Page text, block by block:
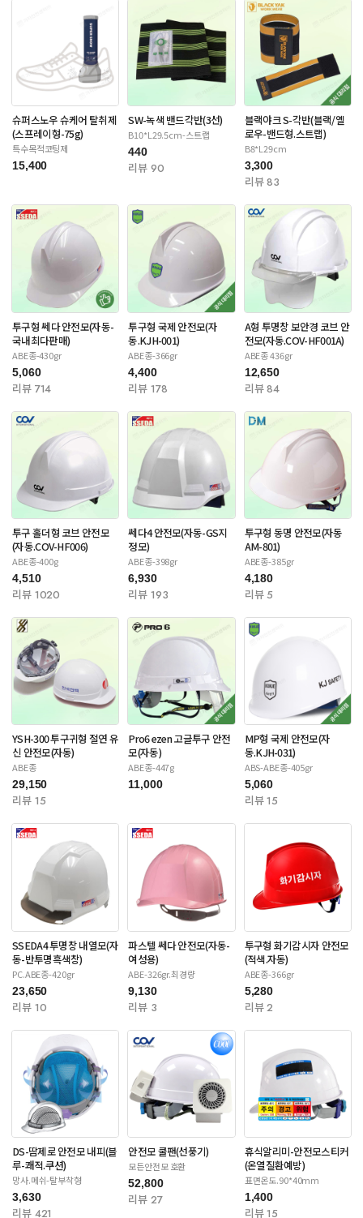
슈퍼스노우 슈케어 탈취제
(스프레이형-75g)
특수목적코팅제
15,400
SW-녹색 밴드각반(3선)
B10*L29.5cm-스트랩
440
리뷰 90
블랙야크 S-각반(블랙/옐
로우-밴드형.스트랩)
B8*L29cm
3,300
리뷰 83
투구형 쎄다 안전모(자동-
국내최다판매)
ABE종-430gr
5,060
리뷰 714
투구형 국제 안전모(자
동.KJH-001)
ABE종-366gr
4,400
리뷰 178
A형 투명창 보안경 코브 안
전모(자동.COV-HF001A)
ABE종 436gr
12,650
리뷰 84
투구 홀더형 코브 안전모
(자동.COV-HF006)
ABE종-400g
4,510
리뷰 1020
쎄다4 안전모(자동-GS지
정모)
ABE종-398gr
6,930
리뷰 193
투구형 동명 안전모(자동
AM-801)
ABE종-385gr
4,180
리뷰 5
YSH-300 투구귀형 절연 유
신 안전모(자동)
ABE종
29,150
리뷰 15
Pro6 ezen 고글투구 안전
모(자동)
ABE종-447g
11,000
MP형 국제 안전모(자
동.KJH-031)
ABS-ABE종-405gr
5,060
리뷰 15
SSEDA4 투명창 내열모(자
동-반투명흑색창)
PC.ABE종-420gr
23,650
리뷰 10
파스텔 쎄다 안전모(자동-
여성용)
ABE-326gr.최경량
9,130
리뷰 3
투구형 화기감시자 안전모
(적색.자동)
ABE종-366gr
5,280
리뷰 2
DS-땀제로 안전모 내피(블
루-쾌적.쿠션)
망사.메쉬-탈부착형
3,630
리뷰 421
안전모 쿨팬(선풍기)
모든안전모 호환
52,800
리뷰 27
휴식알리미-안전모스티커
(온열질환예방)
표면온도.90*40mm
1,400
리뷰 15